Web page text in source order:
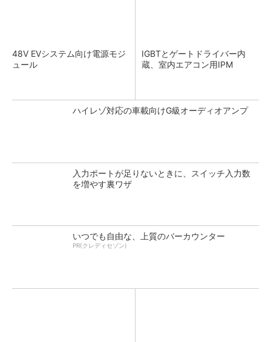
48V EVシステム向け電源モジ
ュール
IGBTとゲートドライバー内
蔵、室内エアコン用IPM
ハイレゾ対応の車載向けG級オーディオアンプ
入力ポートが足りないときに、スイッチ入力数
を増やす裏ワザ
いつでも自由な、上質のバーカウンター
PR(クレディセゾン)